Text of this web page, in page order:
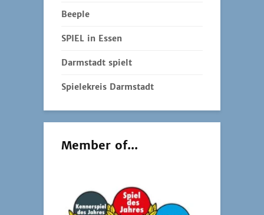
Beeple
SPIEL in Essen
Darmstadt spielt
Spielekreis Darmstadt
Member of...